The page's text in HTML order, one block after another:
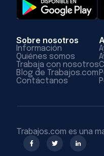
Sobre nosotros
Información
Quiénes somos
Trabaja con nosotros
Blog de Trabajos.com
Contáctanos
Trabajos.com es una